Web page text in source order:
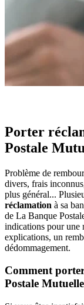
Porter
Postale
Problème de
divers, frais
plus général...
réclamation à sa
de La Banque
indications pour une
explications, un
dédommagement.
Comment
Postale Mutuelle